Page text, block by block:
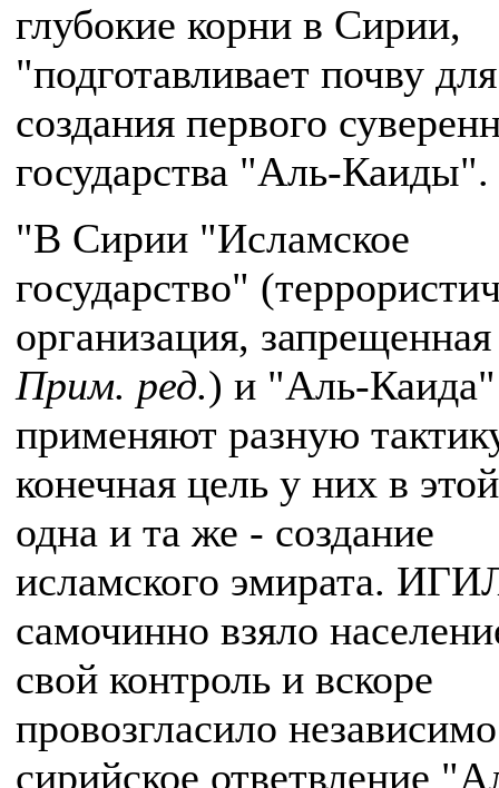
глубокие корни в Сирии,
"подготавливает почву для
создания первого
государства "Аль-Каиды".
"В Сирии "Исламское
государство"
организация,
Прим. ред.) и "Аль-Каида"
применяют разную
конечная цель у них в
одна и та же - создание
исламского эмирата.
самочинно взяло
свой контроль и вскоре
провозгласило
сирийское ответвление